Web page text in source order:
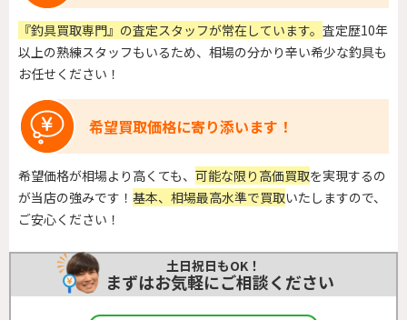
『釣具買取専門』の査定スタッフが常在しています。 査定歴10年
以上の熟練スタッフもいるため、相場の分かり辛い希少な釣具も
お任せください！
希望買取価格に寄り添います！
希望価格が相場より高くても、 可能な限り高価買取を実現するの
が当店の強みです！ 基本、相場最高水準で買取いたしますので、
ご安心ください！
土日祝日もOK！
まずはお気軽にご相談ください